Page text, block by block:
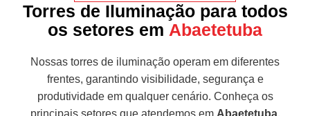
Torres de Iluminação para todos
os setores em Abaetetuba
Nossas torres de iluminação operam em diferentes
frentes, garantindo visibilidade, segurança e
produtividade em qualquer cenário. Conheça os
principais setores que atendemos em Abaetetuba.